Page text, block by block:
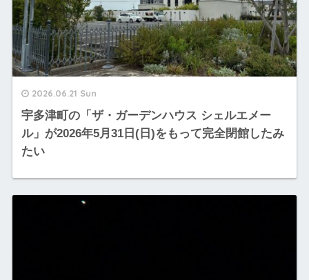
2026.06.21 Sun
宇多津町の「ザ・ガーデンハウス シェルエメー
ル」が2026年5月31日(日)をもって完全閉館したみ
たい